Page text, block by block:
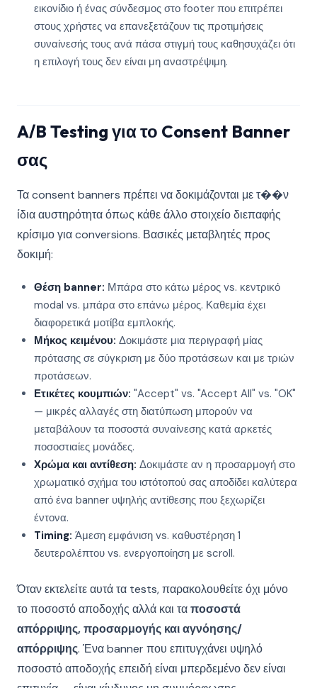
εικονίδιο ή ένας σύνδεσμος στο footer που επιτρέπει
στους χρήστες να επανεξετάζουν τις προτιμήσεις
συναίνεσής τους ανά πάσα στιγμή τους καθησυχάζει ότι
η επιλογή τους δεν είναι μη αναστρέψιμη.
A/B Testing για το Consent Banner
σας
Τα consent banners πρέπει να δοκιμάζονται με τ��ν
ίδια αυστηρότητα όπως κάθε άλλο στοιχείο διεπαφής
κρίσιμο για conversions. Βασικές μεταβλητές προς
δοκιμή:
Θέση banner: Μπάρα στο κάτω μέρος vs. κεντρικό
modal vs. μπάρα στο επάνω μέρος. Καθεμία έχει
διαφορετικά μοτίβα εμπλοκής.
Μήκος κειμένου: Δοκιμάστε μια περιγραφή μίας
πρότασης σε σύγκριση με δύο προτάσεων και με τριών
προτάσεων.
Ετικέτες κουμπιών: "Accept" vs. "Accept All" vs. "OK"
— μικρές αλλαγές στη διατύπωση μπορούν να
μεταβάλουν τα ποσοστά συναίνεσης κατά αρκετές
ποσοστιαίες μονάδες.
Χρώμα και αντίθεση: Δοκιμάστε αν η προσαρμογή στο
χρωματικό σχήμα του ιστότοπού σας αποδίδει καλύτερα
από ένα banner υψηλής αντίθεσης που ξεχωρίζει
έντονα.
Timing: Άμεση εμφάνιση vs. καθυστέρηση 1
δευτερολέπτου vs. ενεργοποίηση με scroll.
Όταν εκτελείτε αυτά τα tests, παρακολουθείτε όχι μόνο
το ποσοστό αποδοχής αλλά και ταποσοστά
απόρριψης, προσαρμογής και αγνόησης/
απόρριψης. Ένα banner που επιτυγχάνει υψηλό
ποσοστό αποδοχής επειδή είναι μπερδεμένο δεν είναι